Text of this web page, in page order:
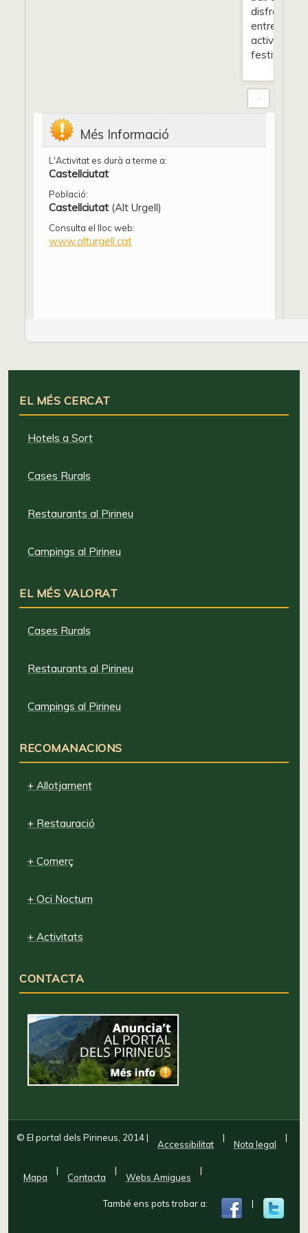
disfresses,
entre
activitats
festives.
Més Informació
L'Activitat es durà a terme a:
Castellciutat
Població:
Castellciutat (Alt Urgell)
Consulta el lloc web:
www.alturgell.cat
EL MÉS CERCAT
Hotels a Sort
Cases Rurals
Restaurants al Pirineu
Campings al Pirineu
EL MÉS VALORAT
Cases Rurals
Restaurants al Pirineu
Campings al Pirineu
RECOMANACIONS
+ Allotjament
+ Restauració
+ Comerç
+ Oci Nocturn
+ Activitats
CONTACTA
© El portal dels Pirineus, 2014|
Accessibilitat
|
Nota legal
|
Mapa
|
Contacta
|
Webs Amigues
|
També ens pots trobar a: |